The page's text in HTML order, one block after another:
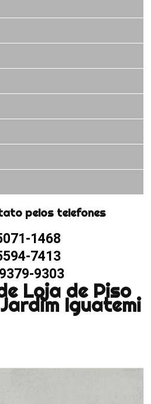
pelos telefones
1468
7413
9303
Loja de Piso
Iguatemi